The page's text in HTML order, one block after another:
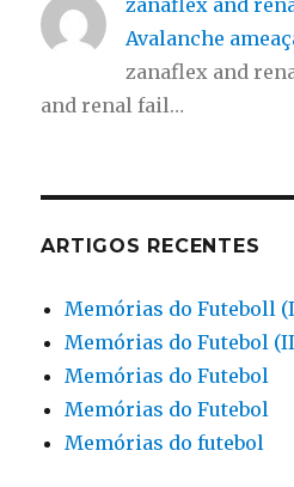
zanaflex and
Avalanche
zanaflex and
and renal fail…
ARTIGOS RECENTES
Memórias do Futeboll
Memórias do Futebol
Memórias do Futebol
Memórias do Futebol
Memórias do futebol